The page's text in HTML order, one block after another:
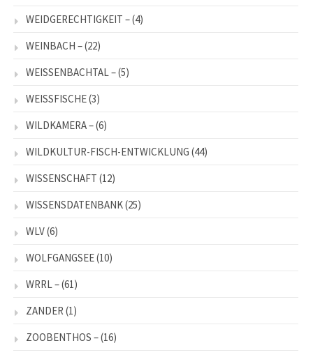
WEIDGERECHTIGKEIT –(4)
WEINBACH –(22)
WEISSENBACHTAL –(5)
WEISSFISCHE(3)
WILDKAMERA –(6)
WILDKULTUR-FISCH-ENTWICKLUNG (44)
WISSENSCHAFT (12)
WISSENSDATENBANK(25)
WLV(6)
WOLFGANGSEE(10)
WRRL –(61)
ZANDER (1)
ZOOBENTHOS –(16)